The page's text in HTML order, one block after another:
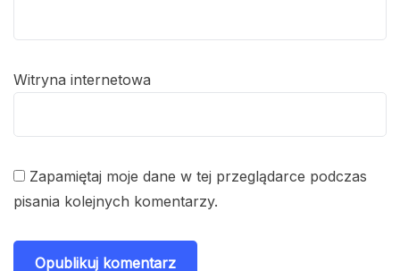
Witryna internetowa
Zapamiętaj moje dane w tej przeglądarce podczas
pisania kolejnych komentarzy.